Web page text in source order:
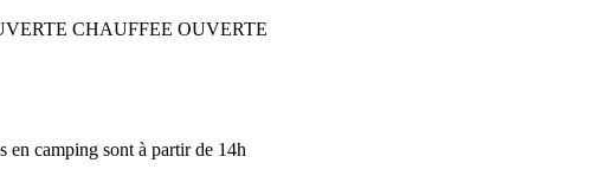
CHAUFFEE OUVERTE
en camping sont à partir de 14h